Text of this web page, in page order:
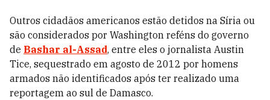
Outros cidadãos americanos estão detidos na Síria ou
são considerados por Washington reféns do governo
de Bashar al-Assad, entre eles o jornalista Austin
Tice, sequestrado em agosto de 2012 por homens
armados não identificados após ter realizado uma
reportagem ao sul de Damasco.